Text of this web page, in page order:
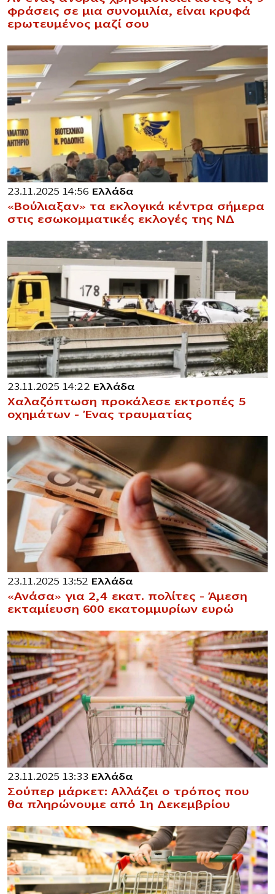
φράσεις σε μια συνομιλία, είναι κρυφά
εpωτευμένος μαζί σου
23.11.2025 14:56 Ελλάδα
«Βούλιαξαν» τα εκλογικά κέντρα σήμερα
στις εσωκομματικές εκλογές της ΝΔ
23.11.2025 14:22 Ελλάδα
Χαλαζόπτωση προκάλεσε εκτροπές 5
οχημάτων – Ένας τραυματίας
23.11.2025 13:52 Ελλάδα
«Ανάσα» για 2,4 εκατ. πολίτες – Άμεση
εκταμίευση 600 εκατομμυρίων ευρώ
23.11.2025 13:33 Ελλάδα
Σούπερ μάρκετ: Αλλάζει ο τρόπος που
θα πληρώνουμε από 1η Δεκεμβρίου